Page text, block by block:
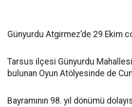
Günyurdu Atgirmez’de 29 Ekim
Tarsus ilçesi Günyurdu
bulunan Oyun Atölyesinde de
Bayramının 98. yıl dönümü